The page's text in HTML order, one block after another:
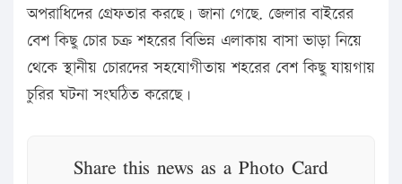
অপরাধিদের গ্রেফতার করছে। জানা গেছে. জেলার বাইরের
বেশ কিছু চোর চক্র শহরের বিভিন্ন এলাকায় বাসা ভাড়া নিয়ে
থেকে স্থানীয় চোরদের সহযোগীতায় শহরের বেশ কিছু যায়গায়
চুরির ঘটনা সংঘঠিত করেছে।
Share this news as a Photo Card